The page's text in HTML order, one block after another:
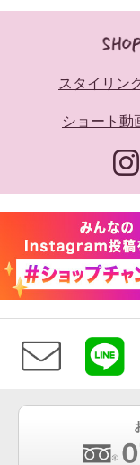
スタイリン
ショート動